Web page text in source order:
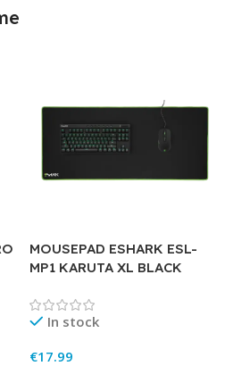
MOUSEPAD ESHARK ESL-
MP1 KARUTA XL BLACK
In stock
€17.99